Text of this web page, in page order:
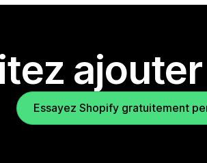
Essayez Shopify gratuitement